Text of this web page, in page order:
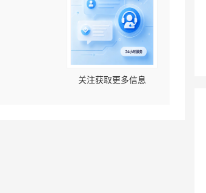
关注获取更多信息